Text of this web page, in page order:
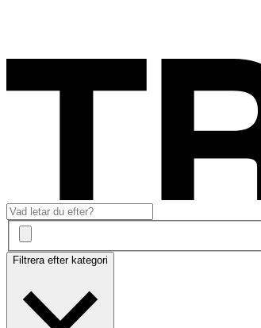
Filtrera efter kategori